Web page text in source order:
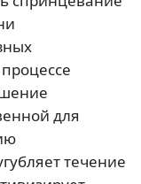
для
течение